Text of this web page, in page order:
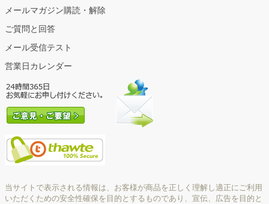
メールマガジン購読・解除
ご質問と回答
メール受信テスト
営業日カレンダー
当サイトで表示される情報は、お客様が商品を正しく理解し適正にご利用
いただくための安全性確保を目的とするものであり、宣伝、広告を目的と